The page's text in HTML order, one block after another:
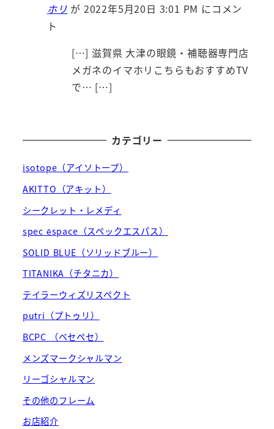
ホリ が 2022年5月20日 3:01 PM にコメン
ト
[…] 滋賀県 大津の眼鏡・補聴器専門店
メガネのイマホリこちらもおすすめTV
で… […]
カテゴリー
isotope（アイソトープ）
AKITTO（アキット）
シークレット・レメディ
spec ēspace（スペックエスパス）
SOLID BLUE（ソリッドブルー）
TITANIKA（チタニカ）
テイラーウィズリスペクト
putri（プトゥリ）
BCPC （ベセペセ）
メンズマークシャルマン
リーゴシャルマン
その他のフレーム
お店紹介